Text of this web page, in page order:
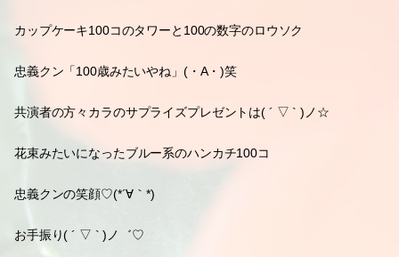
カップケーキ100コのタワーと100の数字のロウソク
忠義クン「100歳みたいやね」(・A・)笑
共演者の方々カラのサプライズプレゼントは( ´ ▽ ` )ノ☆
花束みたいになったブルー系のハンカチ100コ
忠義クンの笑顔♡(*´∀｀*)
お手振り( ´ ▽ ` )ノ゛♡